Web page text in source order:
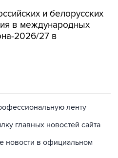
и белорусских
в международных
2026/27 в
ленту
главных новостей сайта
новости в официальном